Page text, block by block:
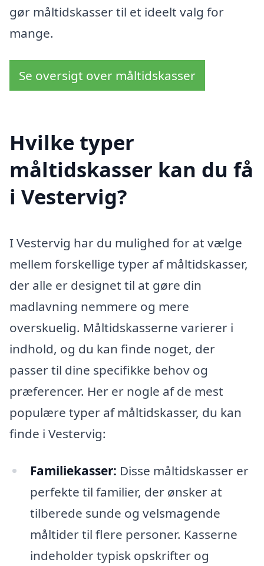
gør måltidskasser til et ideelt valg for
mange.
Se oversigt over måltidskasser
Hvilke typer
måltidskasser kan du få
i Vestervig?
I Vestervig har du mulighed for at vælge
mellem forskellige typer af måltidskasser,
der alle er designet til at gøre din
madlavning nemmere og mere
overskuelig. Måltidskasserne varierer i
indhold, og du kan finde noget, der
passer til dine specifikke behov og
præferencer. Her er nogle af de mest
populære typer af måltidskasser, du kan
finde i Vestervig:
Familiekasser: Disse måltidskasser er
perfekte til familier, der ønsker at
tilberede sunde og velsmagende
måltider til flere personer. Kasserne
indeholder typisk opskrifter og